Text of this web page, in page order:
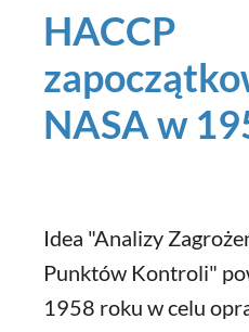
HACCP
NASA w
Idea "Analizy
Punktów Kontroli"
1958 roku w celu